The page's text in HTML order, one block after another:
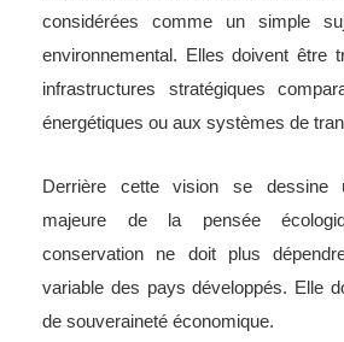
considérées comme un simple
environnemental. Elles doivent être
infrastructures stratégiques
énergétiques ou aux systèmes de
Derrière cette vision se dessine
majeure de la pensée
conservation ne doit plus
variable des pays développés. Elle
de souveraineté économique.